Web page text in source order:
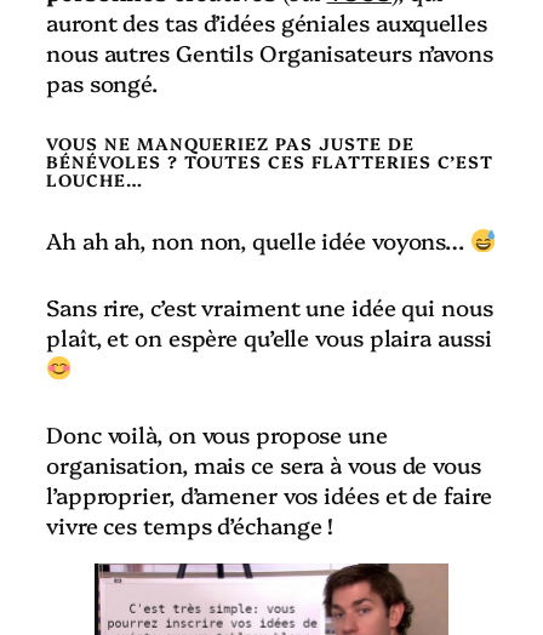
auront des tas d’idées géniales auxquelles
nous autres Gentils Organisateurs n’avons
pas songé.
VOUS NE MANQUERIEZ PAS JUSTE DE
BÉNÉVOLES ? TOUTES CES FLATTERIES C’EST
LOUCHE…
Ah ah ah, non non, quelle idée voyons…
Sans rire, c’est vraiment une idée qui nous
plaît, et on espère qu’elle vous plaira aussi
Donc voilà, on vous propose une
organisation, mais ce sera à vous de vous
l’approprier, d’amener vos idées et de faire
vivre ces temps d’échange !